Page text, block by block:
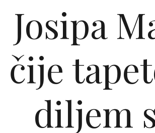
Josipa
čije
diljem